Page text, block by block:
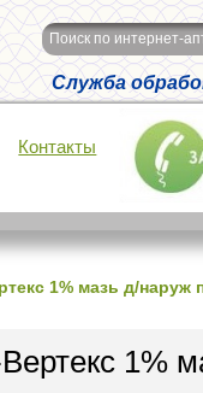
Поиск по интернет-
Служба
Контакты
1% мазь д/наруж
1%